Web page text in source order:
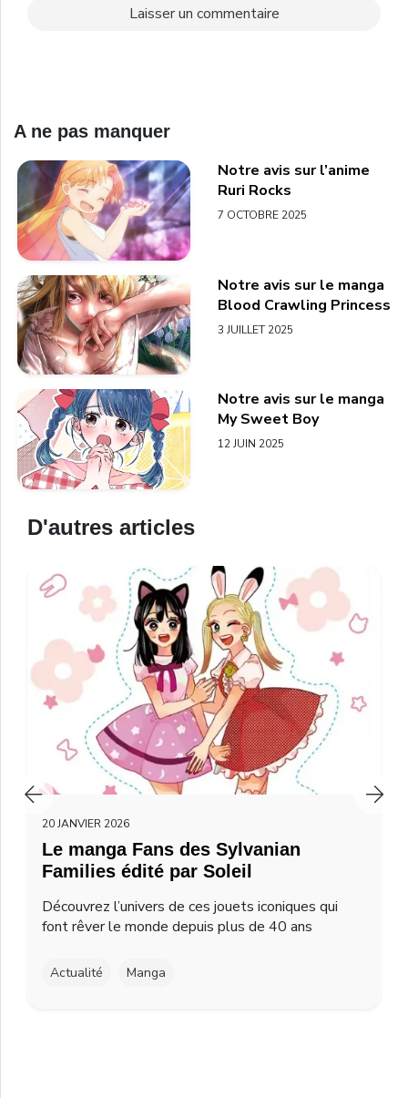
A ne pas manquer
Notre avis sur l’anime
Ruri Rocks
7 OCTOBRE 2025
Notre avis sur le manga
Blood Crawling Princess
3 JUILLET 2025
Notre avis sur le manga
My Sweet Boy
12 JUIN 2025
D'autres articles
20 JANVIER 2026
Le manga Fans des Sylvanian
Families édité par Soleil
Découvrez l’univers de ces jouets iconiques qui
font rêver le monde depuis plus de 40 ans
Actualité Manga